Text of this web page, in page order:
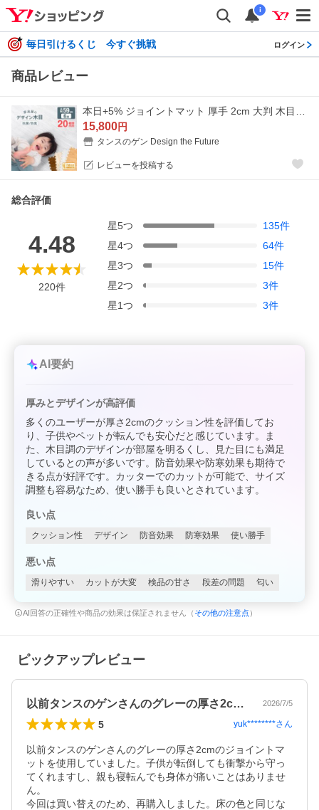
i
毎日引けるくじ 今すぐ挑戦 ログイン
商品レビュー
15,800円
タンスのゲン Design the Future
レビューを投稿する
総合評価
4.48
220件
星5つ 135件
星4つ 64件
星3つ 15件
星2つ 3件
星1つ 3件
AI要約
厚みとデザインが高評価
多くのユーザーが厚さ2cmのクッション性を評価してお
り、子供やペットが転んでも安心だと感じています。ま
た、木目調のデザインが部屋を明るくし、見た目にも満足
しているとの声が多いです。防音効果や防寒効果も期待で
きる点が好評です。カッターでのカットが可能で、サイズ
調整も容易なため、使い勝手も良いとされています。
良い点
クッション性 デザイン 防音効果 防寒効果 使い勝手
悪い点
滑りやすい カットが大変 検品の甘さ 段差の問題 匂い
AI回答の正確性や商品の効果は保証されません（ その他の注意点 ）
ピックアップレビュー
以前タンスのゲンさんのグレーの厚さ2c… 2026/7/5
5 yuk********さん
以前タンスのゲンさんのグレーの厚さ2cmのジョイントマ
ットを使用していました。子供が転倒しても衝撃から守っ
てくれますし、親も寝転んでも身体が痛いことはありませ
ん。
今回は買い替えのため、再購入しました。床の色と同じな